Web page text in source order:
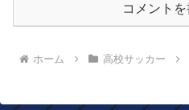
コメント
ホーム 高校サッカー